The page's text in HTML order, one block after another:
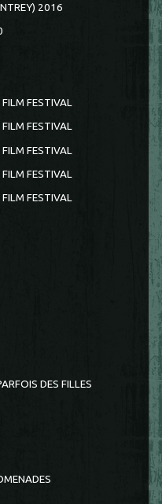
2016
FESTIVAL
FESTIVAL
FESTIVAL
FESTIVAL
FESTIVAL
DES FILLES